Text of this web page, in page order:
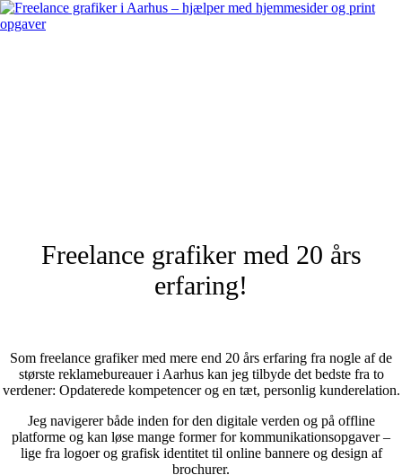
Freelance grafiker med 20 års
erfaring!
Som freelance grafiker med mere end 20 års erfaring fra nogle af de
største reklamebureauer i Aarhus kan jeg tilbyde det bedste fra to
verdener: Opdaterede kompetencer og en tæt, personlig kunderelation.
Jeg navigerer både inden for den digitale verden og på offline
platforme og kan løse mange former for kommunikationsopgaver –
lige fra logoer og grafisk identitet til online bannere og design af
brochurer.